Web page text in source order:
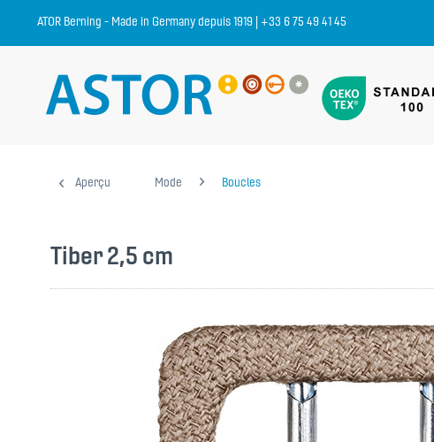
ATOR Berning - Made in Germany depuis 1919 | +33 6 75 49 41 45
Aperçu Mode Boucles
Tiber 2,5 cm